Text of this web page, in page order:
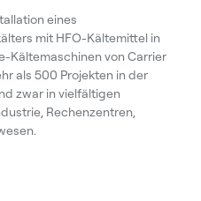
eines
mit HFO-Kältemittel in
Kältemaschinen von Carrier
als 500 Projekten in der
zwar in vielfältigen
Rechenzentren,